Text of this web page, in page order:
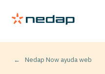
Nedap Now ayuda web